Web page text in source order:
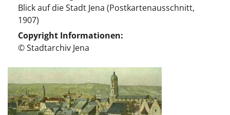
Blick auf die Stadt Jena (Postkartenausschnitt,
1907)
Copyright Informationen
© Stadtarchiv Jena